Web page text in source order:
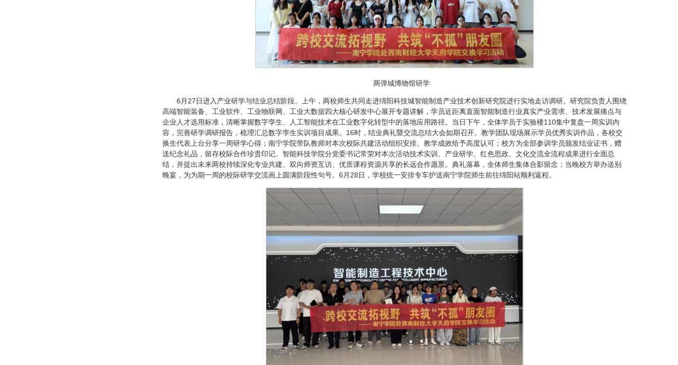
两弹城博物馆研学
6月27日进入产业研学与结业总结阶段。上午，两校师生共同走进绵阳科技城智能制造产业技术创新研究院进行实地走访调研。研究院负责人围绕
高端智能装备、工业软件、工业物联网、工业大数据四大核心研发中心展开专题讲解，学员近距离直面智能制造行业真实产业需求、技术发展痛点与
企业人才选用标准，清晰掌握数字孪生、人工智能技术在工业数字化转型中的落地应用路径。当日下午，全体学员于实验楼110集中复盘一周实训内
容，完善研学调研报告，梳理汇总数字孪生实训项目成果。16时，结业典礼暨交流总结大会如期召开。教学团队现场展示学员优秀实训作品，各校交
换生代表上台分享一周研学心得；南宁学院带队教师对本次校际共建活动组织安排、教学成效给予高度认可；校方为全部参训学员颁发结业证书，赠
送纪念礼品，留存校际合作珍贵印记。智能科技学院分党委书记常荣对本次活动技术实训、产业研学、红色思政、文化交流全流程成果进行全面总
结，并提出未来两校持续深化专业共建、双向师资互访、优质课程资源共享的长远合作愿景。典礼落幕，全体师生集体合影留念；当晚校方举办送别
晚宴，为为期一周的校际研学交流画上圆满阶段性句号。6月28日，学校统一安排专车护送南宁学院师生前往绵阳站顺利返程。